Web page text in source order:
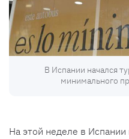
В Испании начался
минимального
На этой неделе в